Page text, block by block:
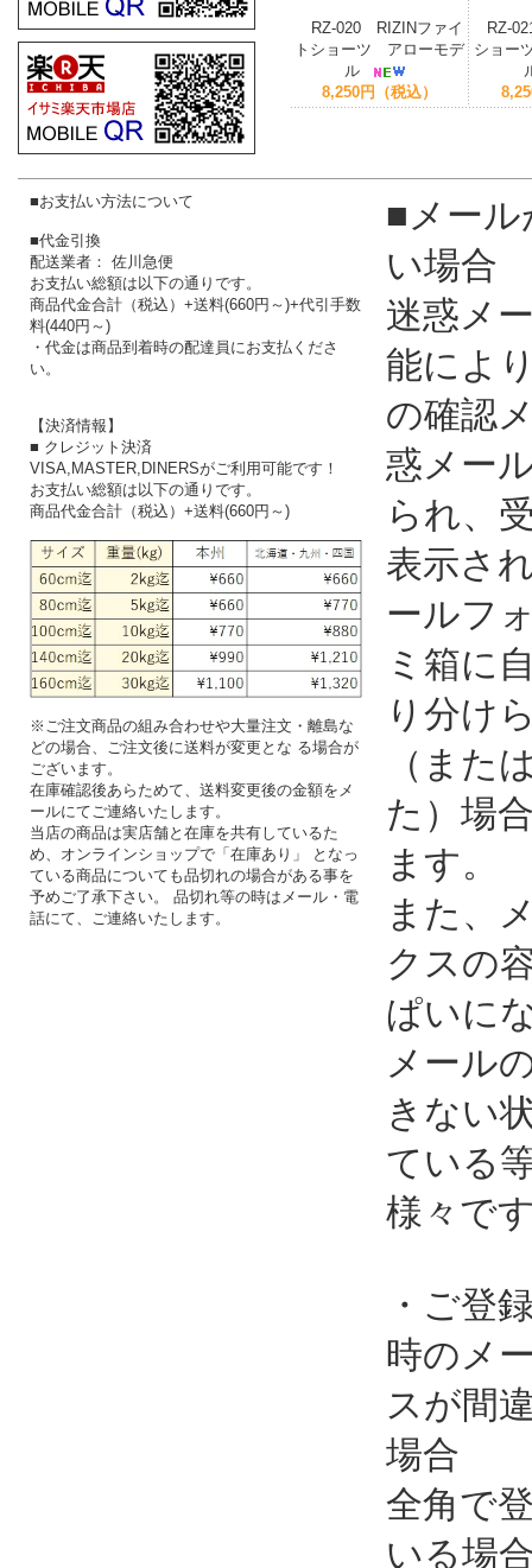
RZ-020 RIZINファイ
トショーツ アローモデ
ル
8,250円（税込）
RZ-
ショー
■お支払い方法について
■代金引換
配送業者： 佐川急便
お支払い総額は以下の通りです。
商品代金合計（税込）+送料(660円～)+代引手数
料(440円～)
・代金は商品到着時の配達員にお支払くださ
い。
【決済情報】
■ クレジット決済
VISA,MASTER,DINERSがご利用可能です！
お支払い総額は以下の通りです。
商品代金合計（税込）+送料(660円～)
※ご注文商品の組み合わせや大量注文・離島な
どの場合、ご注文後に送料が変更とな る場合が
ございます。
在庫確認後あらためて、送料変更後の金額をメ
ールにてご連絡いたします。
当店の商品は実店舗と在庫を共有しているた
め、オンラインショップで「在庫あり」 となっ
ている商品についても品切れの場合がある事を
予めご了承下さい。 品切れ等の時はメール・電
話にて、ご連絡いたします。
■メール
い場合
迷惑メ
能によ
の確認
惑メー
られ、
表示さ
ールフ
ミ箱に
り分け
（また
た）場
ます。
また、
クスの
ぱいに
メール
きない
ている
様々で
・ご登
時のメ
スが間
場合
全角で
いる場